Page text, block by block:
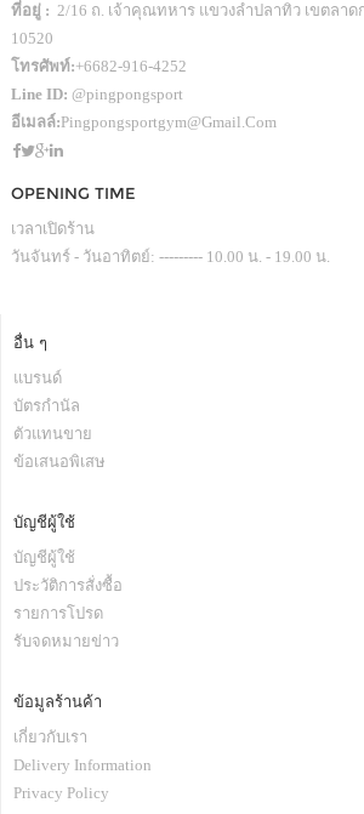
ที่อยู่ : 2/16 ถ. เจ้าคุณทหาร แขวงลำปลาทิว เขตลา
10520
โทรศัพท์:+6682-916-4252
Line ID: @pingpongsport
อีเมลล์:Pingpongsportgym@gmail.com
OPENING TIME
เวลาเปิดร้าน
วันจันทร์ - วันอาทิตย์: --------- 10.00 น. - 19.00 น.
อื่น ๆ
แบรนด์
บัตรกำนัล
ตัวแทนขาย
ข้อเสนอพิเสษ
บัญชีผู้ใช้
บัญชีผู้ใช้
ประวัติการสั่งซื้อ
รายการโปรด
รับจดหมายข่าว
ข้อมูลร้านค้า
เกี่ยวกับเรา
Delivery Information
Privacy Policy